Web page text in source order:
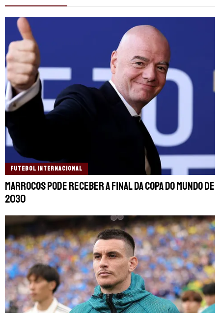
FUTEBOL INTERNACIONAL
Marrocos pode receber a final da Copa do Mundo de
2030